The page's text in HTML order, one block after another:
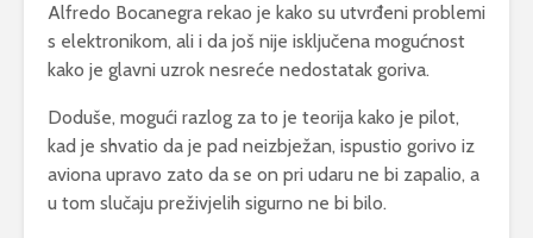
Alfredo Bocanegra rekao je kako su utvrđeni problemi
s elektronikom, ali i da još nije isključena mogućnost
kako je glavni uzrok nesreće nedostatak goriva.
Doduše, mogući razlog za to je teorija kako je pilot,
kad je shvatio da je pad neizbježan, ispustio gorivo iz
aviona upravo zato da se on pri udaru ne bi zapalio, a
u tom slučaju preživjelih sigurno ne bi bilo.